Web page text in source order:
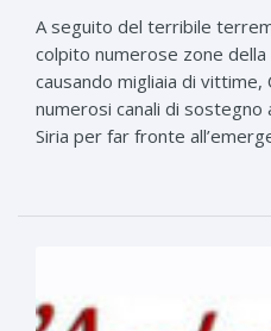
A seguito del terribile
colpito numerose zone della
causando migliaia di
numerosi canali di sostegno
Siria per far fronte